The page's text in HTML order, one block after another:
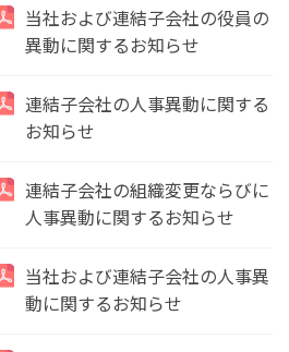
当社および連結子会社の役員の
異動に関するお知らせ
連結子会社の人事異動に関する
お知らせ
連結子会社の組織変更ならびに
人事異動に関するお知らせ
当社および連結子会社の人事異
動に関するお知らせ